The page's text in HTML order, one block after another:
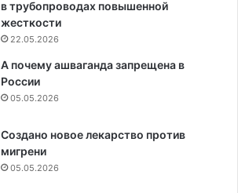
в трубопроводах повышенной
жесткости
22.05.2026
А почему ашваганда запрещена в
России
05.05.2026
Создано новое лекарство против
мигрени
05.05.2026